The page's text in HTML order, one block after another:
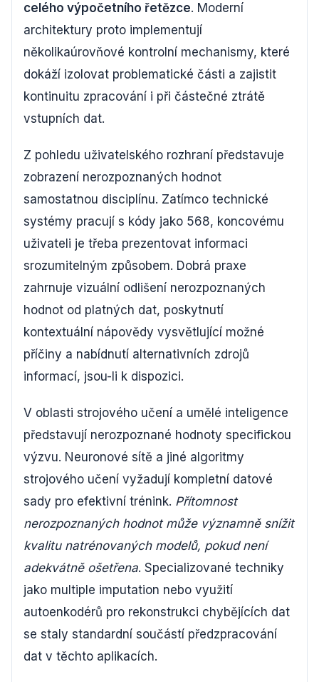
celého výpočetního řetězce. Moderní
architektury proto implementují
několikaúrovňové kontrolní mechanismy, které
dokáží izolovat problematické části a zajistit
kontinuitu zpracování i při částečné ztrátě
vstupních dat.
Z pohledu uživatelského rozhraní představuje
zobrazení nerozpoznaných hodnot
samostatnou disciplínu. Zatímco technické
systémy pracují s kódy jako 568, koncovému
uživateli je třeba prezentovat informaci
srozumitelným způsobem. Dobrá praxe
zahrnuje vizuální odlišení nerozpoznaných
hodnot od platných dat, poskytnutí
kontextuální nápovědy vysvětlující možné
příčiny a nabídnutí alternativních zdrojů
informací, jsou-li k dispozici.
V oblasti strojového učení a umělé inteligence
představují nerozpoznané hodnoty specifickou
výzvu. Neuronové sítě a jiné algoritmy
strojového učení vyžadují kompletní datové
sady pro efektivní trénink. Přítomnost
nerozpoznaných hodnot může významně snížit
kvalitu natrénovaných modelů, pokud není
adekvátně ošetřena. Specializované techniky
jako multiple imputation nebo využití
autoenkodérů pro rekonstrukci chybějících dat
se staly standardní součástí předzpracování
dat v těchto aplikacích.